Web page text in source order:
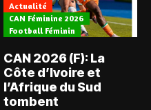
Actualité
CAN Féminine 2026
Football Féminin
CAN 2026 (F): La
Côte d’Ivoire et
l’Afrique du Sud
tombent